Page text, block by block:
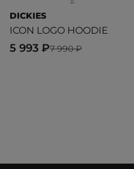
DICKIES
ICON LOGO HOODIE
7 990 ₽
5 993 ₽